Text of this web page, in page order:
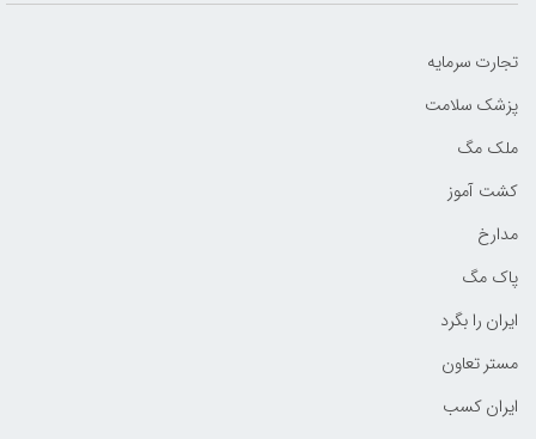
تجارت سرمایه
پزشک سلامت
ملک مگ
کشت آموز
مدارخ
پاک مگ
ایران را بگرد
مستر تعاون
ایران کسب